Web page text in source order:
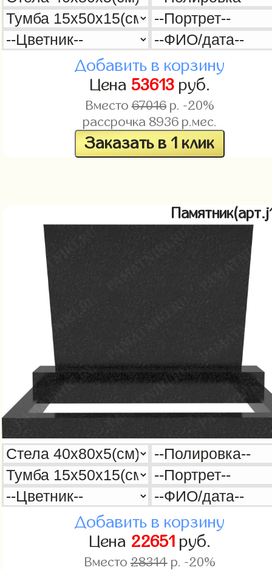
Добавить в корзину
Цена 53613руб.
Вместо67016р. -20%
рассрочка 8936 р.мес.
Заказать в 1 клик
Добавить в корзину
Цена 22651 руб.
Вместо28314р. -20%